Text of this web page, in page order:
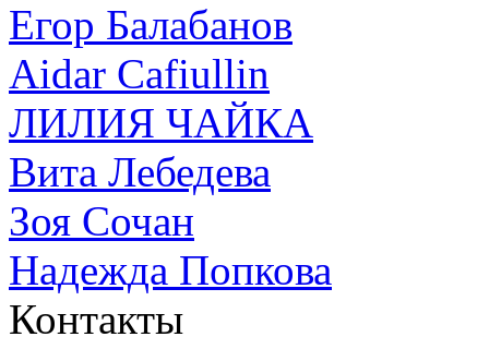
Егор Балабанов
Aidar Cafiullin
ЛИЛИЯ ЧАЙКА
Вита Лебедева
Зоя Сочан
Надежда Попкова
Контакты